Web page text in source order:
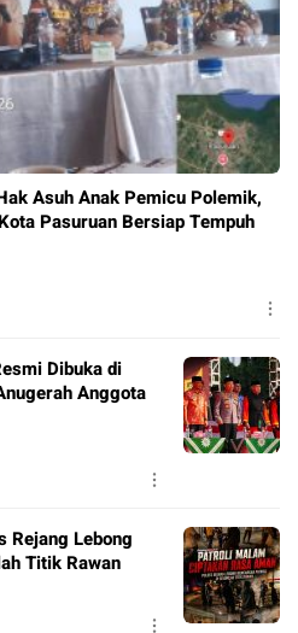
Asuh Anak Pemicu Polemik,
Pasuruan Bersiap Tempuh
Dibuka di
Anggota
Rejang Lebong
Titik Rawan